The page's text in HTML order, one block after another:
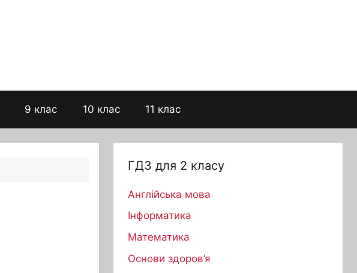
9 клас 10 клас 11 клас
ГДЗ для 2 класу
Англійська мова
Інформатика
Математика
Основи здоров’я